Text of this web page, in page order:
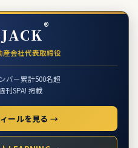
®
会社代表取締役
バー累計500名超
刊SPA! 掲載
ールを見る →